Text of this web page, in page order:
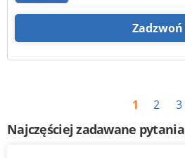
Zadzwoń
1 2 3
Najczęściej zadawane pytania